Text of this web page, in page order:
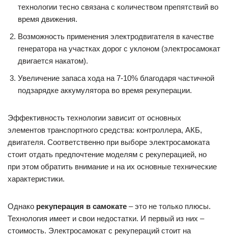
технологии тесно связана с количеством препятствий во
время движения.
Возможность применения электродвигателя в качестве
генератора на участках дорог с уклоном (электросамокат
двигается накатом).
Увеличение запаса хода на 7-10% благодаря частичной
подзарядке аккумулятора во время рекуперации.
Эффективность технологии зависит от основных
элементов транспортного средства: контроллера, АКБ,
двигателя. Соответственно при выборе электросамоката
стоит отдать предпочтение моделям с рекуперацией, но
при этом обратить внимание и на их основные технические
характеристики.
Однако рекуперация в самокате – это не только плюсы.
Технология имеет и свои недостатки. И первый из них –
стоимость. Электросамокат с рекупераций стоит на